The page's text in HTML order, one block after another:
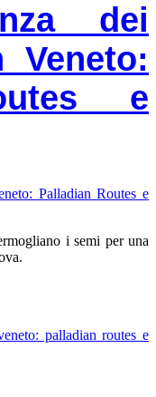
dei
e
i semi per una
palladian routes e